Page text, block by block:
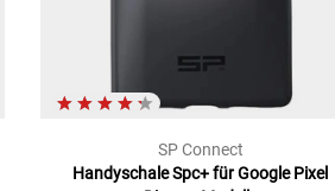
SP Connect
Handyschale Spc+ für Google Pixel